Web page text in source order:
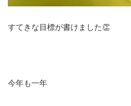
すてきな目標が書けました👏
今年も一年